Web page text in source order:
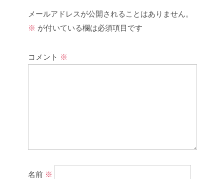
メールアドレスが公開されることはありません。
※ が付いている欄は必須項目です
コメント ※
名前 ※